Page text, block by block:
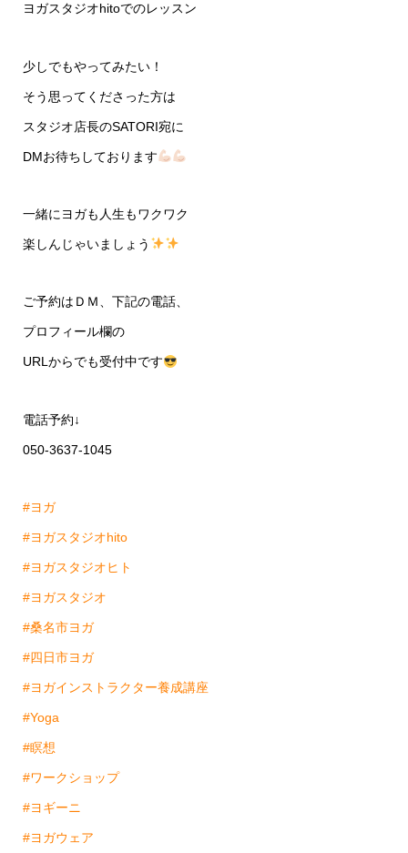
ヨガスタジオhitoでのレッスン
少しでもやってみたい！
そう思ってくださった方は
スタジオ店長のSATORI宛に
DMお待ちしております
一緒にヨガも人生もワクワク
楽しんじゃいましょう
ご予約はＤＭ、下記の電話、
プロフィール欄の
URLからでも受付中です
電話予約↓
050-3637-1045
#ヨガ
#ヨガスタジオhito
#ヨガスタジオヒト
#ヨガスタジオ
#桑名市ヨガ
#四日市ヨガ
#ヨガインストラクター養成講座
#Yoga
#瞑想
#ワークショップ
#ヨギーニ
#ヨガウェア